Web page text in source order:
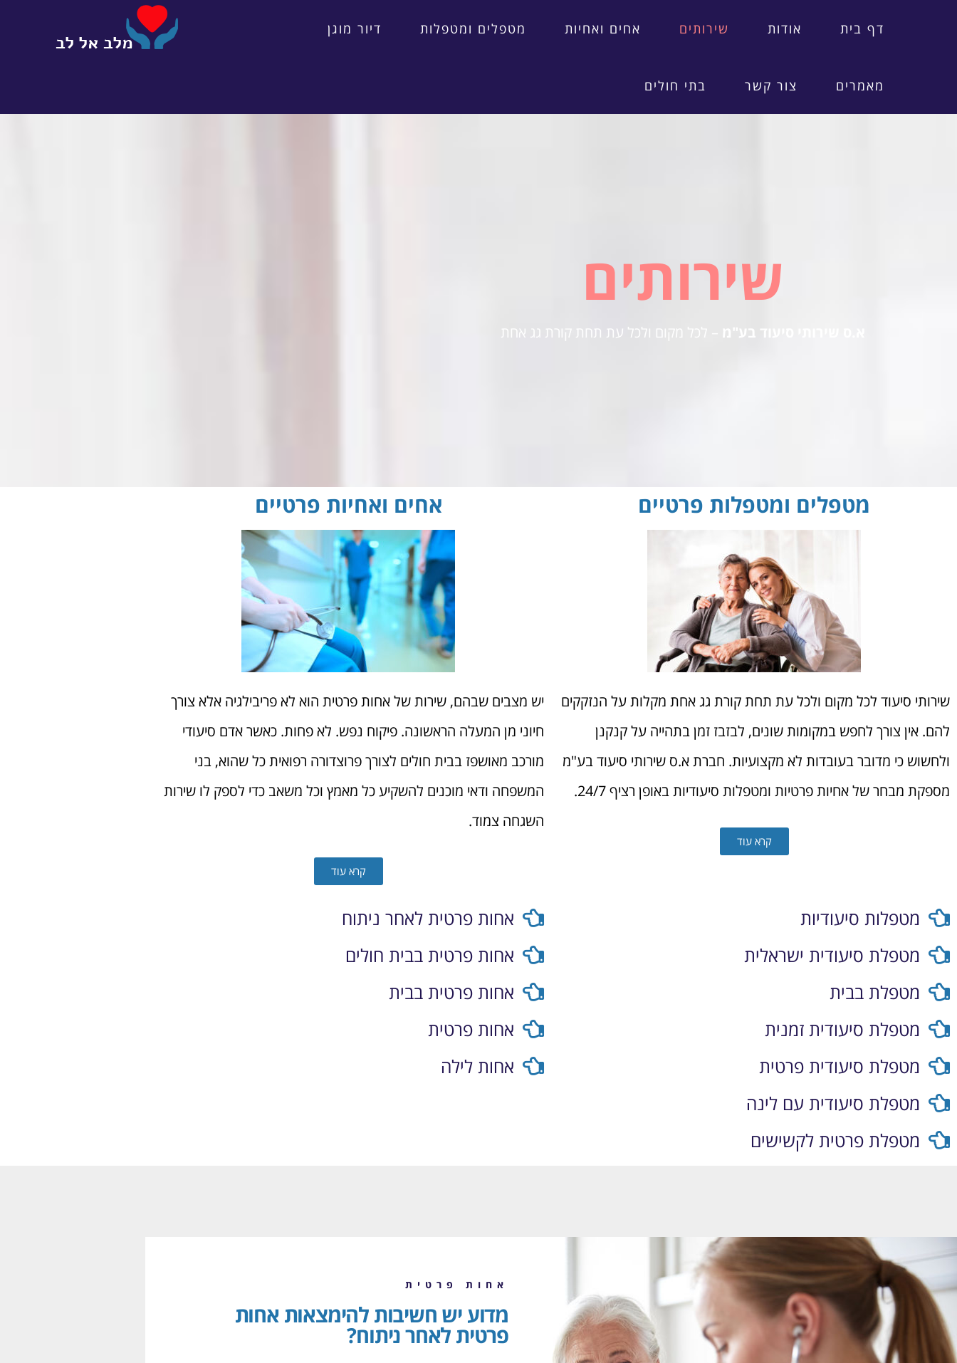
דף בית אודות שירותים אחים ואחיות מטפלים ומטפלות דיור מוגן
מאמרים צור קשר בתי חולים
שירותים
א.ס שירותי סיעוד בע"מ – לכל מקום ולכל עת תחת קורת גג אחת
מטפלים ומטפלות פרטיים
שירותי סיעוד לכל מקום ולכל עת תחת קורת גג אחת מקלות על הנזקקים
להם. אין צורך לחפש במקומות שונים, לבזבז זמן בתהייה על קנקנן
ולחשוש כי מדובר בעובדות לא מקצועיות. חברת א.ס שירותי סיעוד בע"מ
מספקת מבחר של אחיות פרטיות ומטפלות סיעודיות באופן רציף 24/7.
קרא עוד
אחים ואחיות פרטיים
יש מצבים שבהם, שירות של אחות פרטית הוא לא פריבילגיה אלא צורך
חיוני מן המעלה הראשונה. פיקוח נפש. לא פחות. כאשר אדם סיעודי
מורכב מאושפז בבית חולים לצורך פרוצדורה רפואית כל שהוא, בני
המשפחה ודאי מוכנים להשקיע כל מאמץ וכל משאב כדי לספק לו שירות
השגחה צמוד.
קרא עוד
מטפלות סיעודיות
מטפלת סיעודית ישראלית
מטפלת בבית
מטפלת סיעודית זמנית
מטפלת סיעודית פרטית
מטפלת סיעודית עם לינה
מטפלת פרטית לקשישים
אחות פרטית לאחר ניתוח
אחות פרטית בבית חולים
אחות פרטית בבית
אחות פרטית
אחות לילה
אחות פרטית
מדוע יש חשיבות להימצאות אחות
פרטית לאחר ניתוח?